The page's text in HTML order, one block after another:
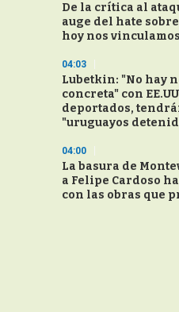
De la crítica al
auge del hate
hoy nos
04:03
Lubetkin: "No hay
concreta" con
deportados,
"uruguayos
04:00
La basura de
a Felipe Cardoso
con las obras que